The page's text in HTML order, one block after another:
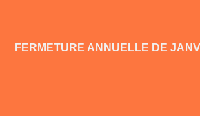
FERMETURE ANNUELLE DE